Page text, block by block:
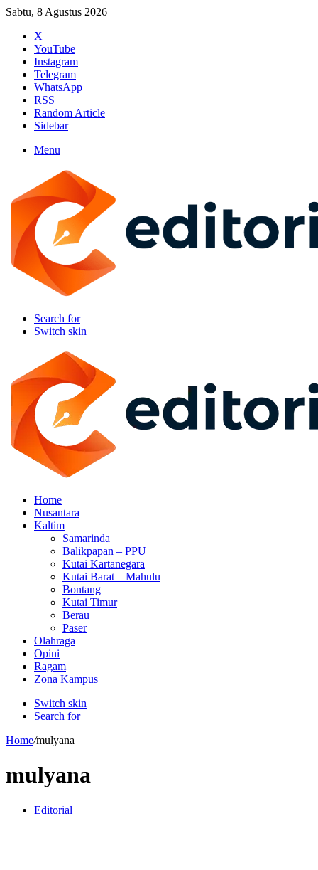
Sabtu, 8 Agustus 2026
X
YouTube
Instagram
Telegram
WhatsApp
RSS
Random Article
Sidebar
Menu
Search for
Switch skin
Home
Nusantara
Kaltim
Samarinda
Balikpapan – PPU
Kutai Kartanegara
Kutai Barat – Mahulu
Bontang
Kutai Timur
Berau
Paser
Olahraga
Opini
Ragam
Zona Kampus
Switch skin
Search for
Home/mulyana
mulyana
Editorial